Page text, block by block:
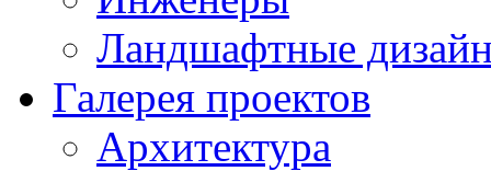
Ландшафтные
Галерея проектов
Архитектура